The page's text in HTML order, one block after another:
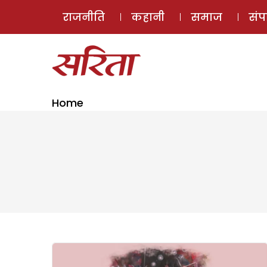
राजनीति कहानी समाज
Home